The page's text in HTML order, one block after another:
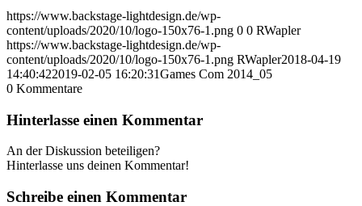
https://www.backstage-lightdesign.de/wp-
content/uploads/2020/10/logo-150x76-1.png 0 0 RWapler
https://www.backstage-lightdesign.de/wp-
content/uploads/2020/10/logo-150x76-1.png RWapler2018-04-19
14:40:422019-02-05 16:20:31Games Com 2014_05
0 Kommentare
Hinterlasse einen Kommentar
An der Diskussion beteiligen?
Hinterlasse uns deinen Kommentar!
Schreibe einen Kommentar